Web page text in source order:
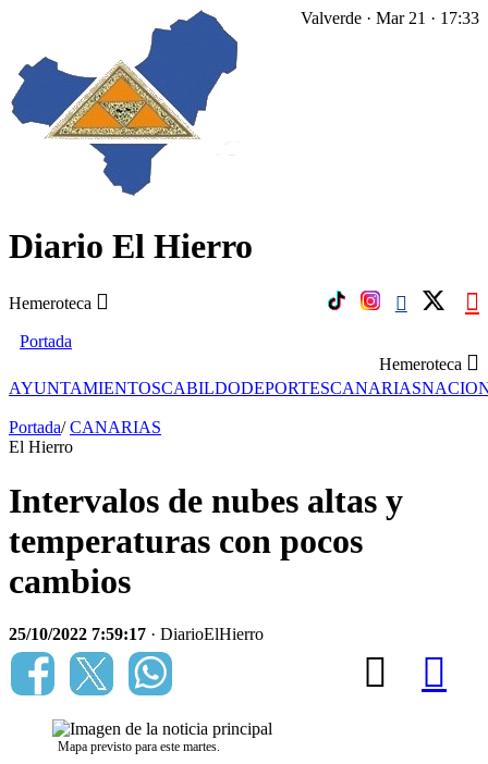
Diario El Hierro
Hemeroteca
Valverde · Mar 21 · 17:33
Portada
Hemeroteca
AYUNTAMIENTOSCABILDODEPORTESCANARIAS
Portada/ CANARIAS
El Hierro
Intervalos de nubes altas y
temperaturas con pocos
cambios
25/10/2022 7:59:17 · DiarioElHierro
Mapa previsto para este martes.